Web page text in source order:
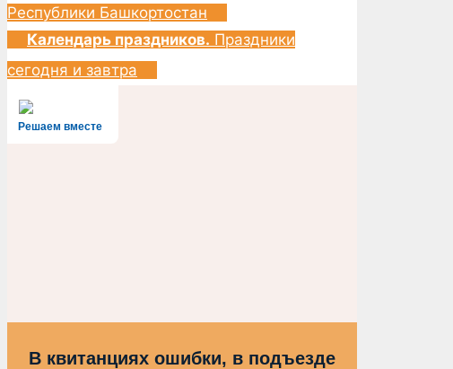
Республики Башкортостан
Календарь праздников. Праздники
сегодня и завтра
Решаем вместе
В квитанциях ошибки, в подъезде